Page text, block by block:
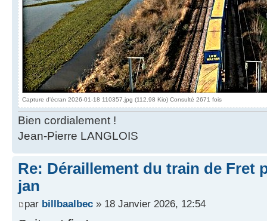
Capture d'écran 2026-01-18 110357.jpg (112.98 Kio) Consulté 2671 fois
Bien cordialement !
Jean-Pierre LANGLOIS
Re: Déraillement du train de Fret
jan
par billbaalbec » 18 Janvier 2026, 12:54